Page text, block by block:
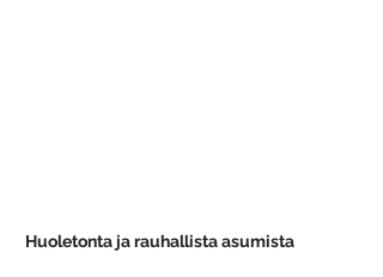
Huoletonta ja rauhallista asumista